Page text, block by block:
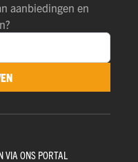
aanbiedingen en
VIA ONS PORTAL